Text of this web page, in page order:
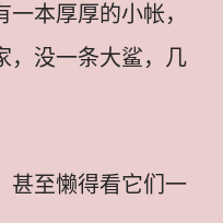
本厚厚的小帐，
，没一条大鲨，几
甚至懒得看它们一